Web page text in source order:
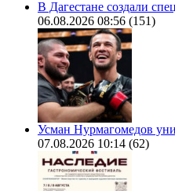
В Дагестане создали
06.08.2026 08:56 (151)
Усман Нурмагомедов
07.08.2026 10:14 (62)